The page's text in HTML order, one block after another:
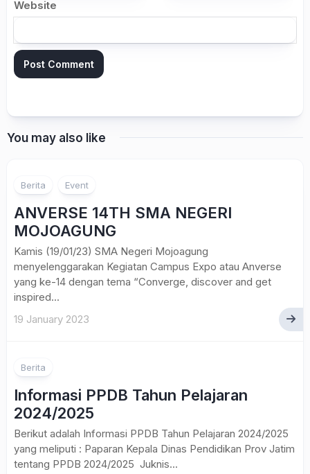
Website
You may also like
Berita Event
ANVERSE 14TH SMA NEGERI
MOJOAGUNG
Kamis (19/01/23) SMA Negeri Mojoagung
menyelenggarakan Kegiatan Campus Expo atau Anverse
yang ke-14 dengan tema “Converge, discover and get
inspired...
19 January 2023
Berita
Informasi PPDB Tahun Pelajaran
2024/2025
Berikut adalah Informasi PPDB Tahun Pelajaran 2024/2025
yang meliputi : Paparan Kepala Dinas Pendidikan Prov Jatim
tentang PPDB 2024/2025 Juknis...